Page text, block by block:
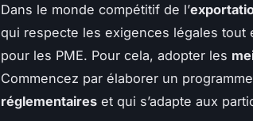
Dans le monde compétitif de l’
qui respecte les exigences légales
pour les PME. Pour cela, adopter les
Commencez par élaborer un
réglementaires et qui s’adapte aux